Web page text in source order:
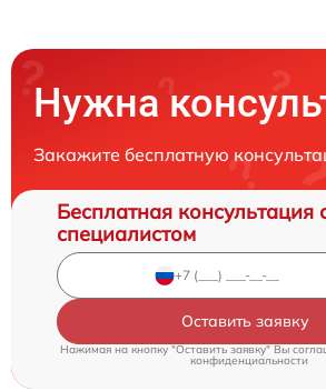
Нужна
Закажите бесплатную
Бесплатная консультация
специалистом
Оставить заявку
Нажимая на кнопку "Оставить заявку" Вы
конфиденциальности